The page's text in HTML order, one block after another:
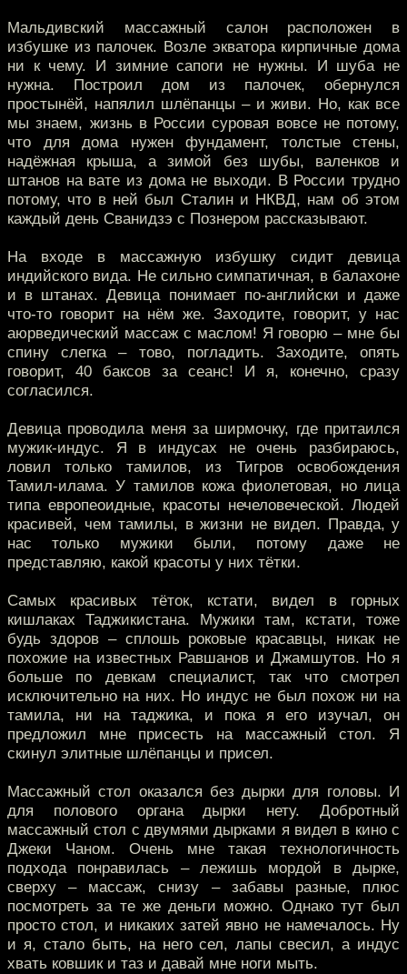
Мальдивский массажный салон расположен в
избушке из палочек. Возле экватора кирпичные дома
ни к чему. И зимние сапоги не нужны. И шуба не
нужна. Построил дом из палочек, обернулся
простынёй, напялил шлёпанцы – и живи. Но, как все
мы знаем, жизнь в России суровая вовсе не потому,
что для дома нужен фундамент, толстые стены,
надёжная крыша, а зимой без шубы, валенков и
штанов на вате из дома не выходи. В России трудно
потому, что в ней был Сталин и НКВД, нам об этом
каждый день Сванидзэ с Познером рассказывают.
На входе в массажную избушку сидит девица
индийского вида. Не сильно симпатичная, в балахоне
и в штанах. Девица понимает по-английски и даже
что-то говорит на нём же. Заходите, говорит, у нас
аюрведический массаж с маслом! Я говорю – мне бы
спину слегка – тово, погладить. Заходите, опять
говорит, 40 баксов за сеанс! И я, конечно, сразу
согласился.
Девица проводила меня за ширмочку, где притаился
мужик-индус. Я в индусах не очень разбираюсь,
ловил только тамилов, из Тигров освобождения
Тамил-илама. У тамилов кожа фиолетовая, но лица
типа европеоидные, красоты нечеловеческой. Людей
красивей, чем тамилы, в жизни не видел. Правда, у
нас только мужики были, потому даже не
представляю, какой красоты у них тётки.
Cамых красивых тёток, кстати, видел в горных
кишлаках Таджикистана. Мужики там, кстати, тоже
будь здоров – сплошь роковые красавцы, никак не
похожие на известных Равшанов и Джамшутов. Но я
больше по девкам специалист, так что смотрел
исключительно на них. Но индус не был похож ни на
тамила, ни на таджика, и пока я его изучал, он
предложил мне присесть на массажный стол. Я
скинул элитные шлёпанцы и присел.
Массажный стол оказался без дырки для головы. И
для полового органа дырки нету. Добротный
массажный стол с двумями дырками я видел в кино с
Джеки Чаном. Очень мне такая технологичность
подхода понравилась – лежишь мордой в дырке,
сверху – массаж, снизу – забавы разные, плюс
посмотреть за те же деньги можно. Однако тут был
просто стол, и никаких затей явно не намечалось. Ну
и я, стало быть, на него сел, лапы свесил, а индус
хвать ковшик и таз и давай мне ноги мыть.